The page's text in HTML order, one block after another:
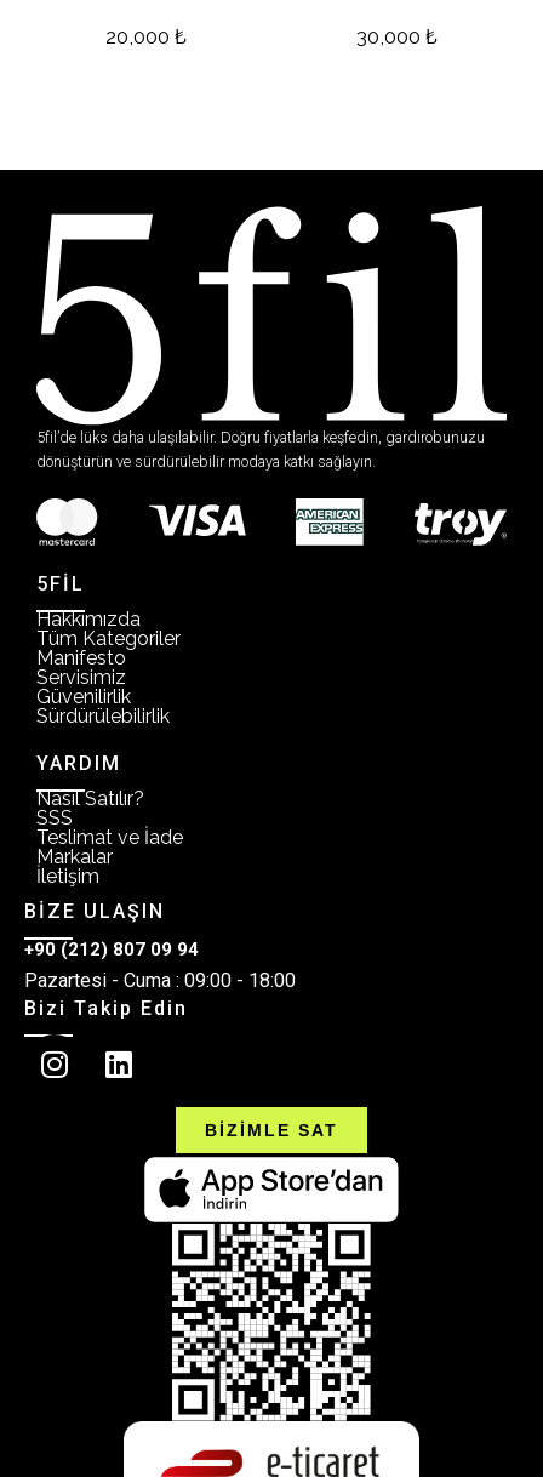
20,000 ₺ 30,000 ₺
5fil’de lüks daha ulaşılabilir. Doğru fiyatlarla keşfedin, gardırobunuzu
dönüştürün ve sürdürülebilir modaya katkı sağlayın.
5FİL
Hakkımızda
Tüm Kategoriler
Manifesto
Servisimiz
Güvenilirlik
Sürdürülebilirlik
YARDIM
Nasıl Satılır?
SSS
Teslimat ve İade
Markalar
İletişim
BİZE ULAŞIN
+90 (212) 807 09 94
Pazartesi - Cuma : 09:00 - 18:00
Bizi Takip Edin
BİZİMLE SAT